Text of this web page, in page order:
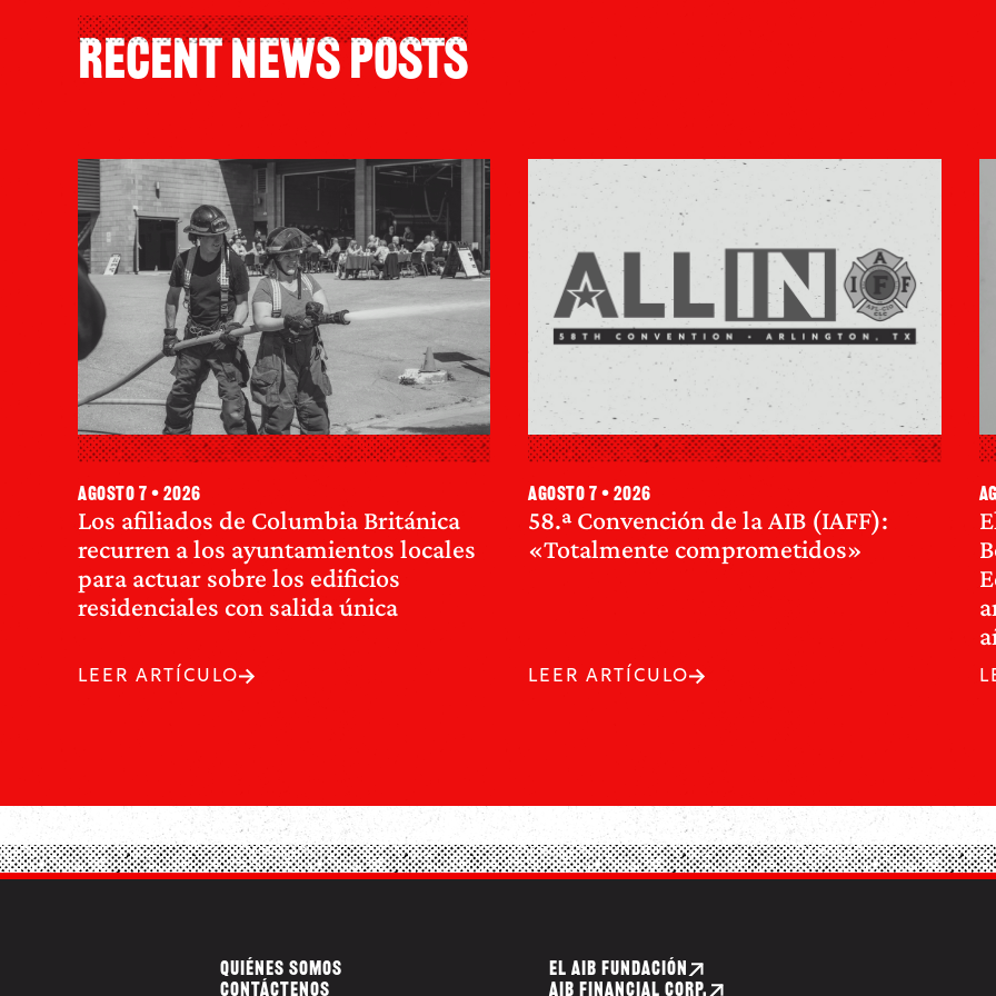
Recent News Posts
Los afiliados de Columbia Británica
recurren a los ayuntamientos locales
para actuar sobre los edificios
residenciales con salida única
agosto 7 • 2026
LEER ARTÍCULO
58.ª Convención de la AIB (IAFF):
«Totalmente comprometidos»
agosto 7 • 2026
LEER ARTÍCULO
QUIÉNES SOMOS
CONTÁCTENOS
EL AIB FUNDACIÓN
AIB FINANCIAL CORP.